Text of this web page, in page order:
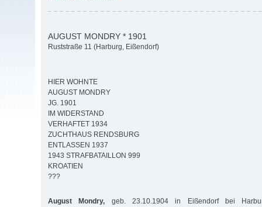
AUGUST MONDRY * 1901
Ruststraße 11 (Harburg, Eißendorf)
HIER WOHNTE
AUGUST MONDRY
JG. 1901
IM WIDERSTAND
VERHAFTET 1934
ZUCHTHAUS RENDSBURG
ENTLASSEN 1937
1943 STRAFBATAILLON 999
KROATIEN
???
August Mondry, geb. 23.10.1904 in Eißendorf bei